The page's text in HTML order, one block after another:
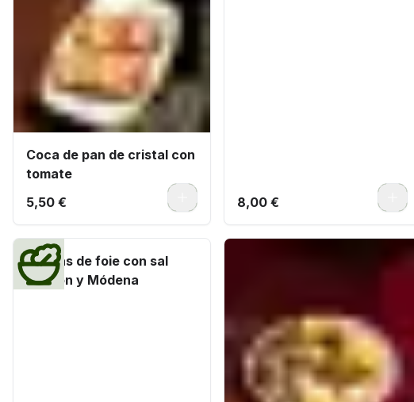
Coca de pan de cristal con
tomate
5,50 €
8,00 €
Virutas de foie con sal
Maldón y Módena